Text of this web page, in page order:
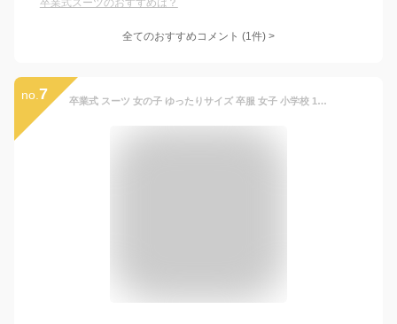
卒業式スーツのおすすめは？
全てのおすすめコメント (1件) >
no. 7 卒業式 スーツ 女の子 ゆったりサイズ 卒服 女子 小学校 150 160 卒業式 小学校女子 入学式 スーツ 女の子 大きいサイズ なんちゃって制服 セット 卒服 ブラウン 韓国 制服 ブレザー ネクタイ シャツ ベスト チェック プリーツスカート ピアノ発表会 子供スーツ S M L XL